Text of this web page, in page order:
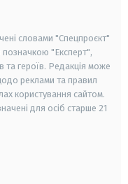
словами "Спецпроєкт"
позначкою "Експерт",
та героїв. Редакція може
реклами та правил
користування сайтом.
для осіб старше 21